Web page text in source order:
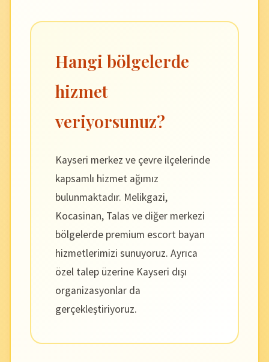
Hangi bölgelerde
hizmet
veriyorsunuz?
Kayseri merkez ve çevre ilçelerinde
kapsamlı hizmet ağımız
bulunmaktadır. Melikgazi,
Kocasinan, Talas ve diğer merkezi
bölgelerde premium escort bayan
hizmetlerimizi sunuyoruz. Ayrıca
özel talep üzerine Kayseri dışı
organizasyonlar da
gerçekleştiriyoruz.